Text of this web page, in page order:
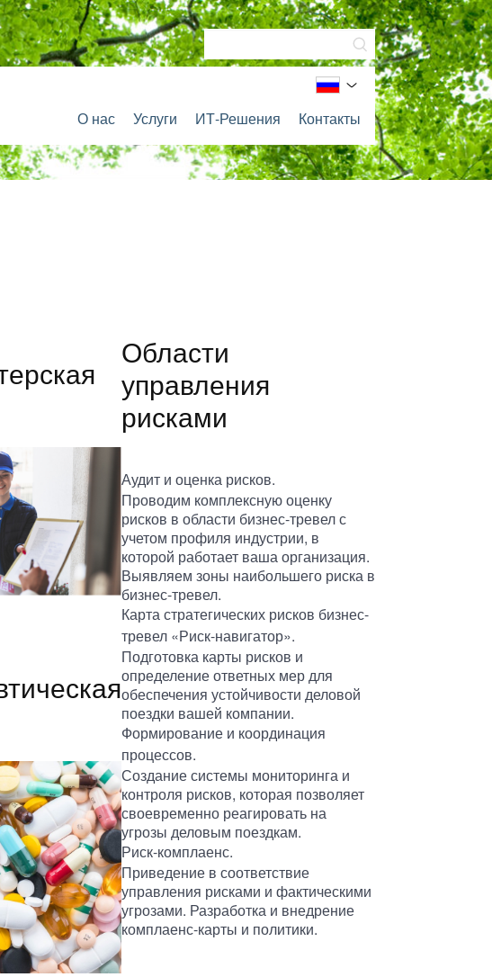
О нас Услуги ИТ-Решения Контакты
Области
управления
рисками
Аудит и оценка рисков.
Проводим комплексную оценку
рисков в области бизнес-тревел с
учетом профиля индустрии, в
которой работает ваша организация.
Выявляем зоны наибольшего риска в
бизнес-тревел.
Карта стратегических рисков бизнес-
тревел «Риск-навигатор».
Подготовка карты рисков и
определение ответных мер для
обеспечения устойчивости деловой
поездки вашей компании.
Формирование и координация
процессов.
Создание системы мониторинга и
контроля рисков, которая позволяет
своевременно реагировать на
угрозы деловым поездкам.
Риск-комплаенс.
Приведение в соответствие
управления рисками и фактическими
угрозами. Разработка и внедрение
комплаенс-карты и политики.